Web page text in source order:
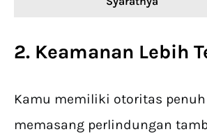
2. Keamanan Lebih
Kamu memiliki otoritas
memasang perlindungan